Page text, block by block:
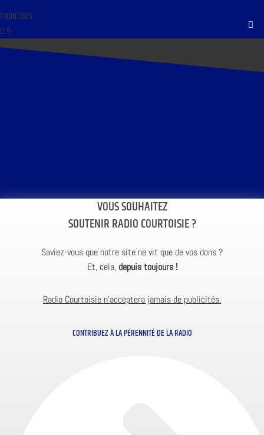
7 JUIN 2025
VOUS SOUHAITEZ
SOUTENIR RADIO COURTOISIE ?
Saviez-vous que notre site ne vit que de vos dons ?
Et, cela, depuis toujours !
Radio Courtoisie n’acceptera jamais de publicités.
CONTRIBUEZ À LA PÉRENNITÉ DE LA RADIO